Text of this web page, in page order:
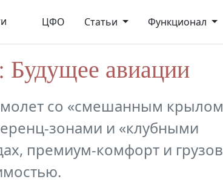
ЦФО Статьи Функционал
авиации
со «смешанным
зонами и «клубными
премиум-комфорт и